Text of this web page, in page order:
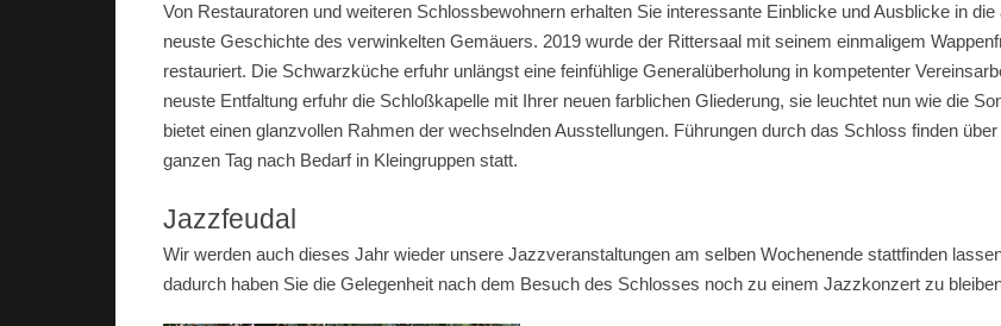
Von Restauratoren und weiteren Schlossbewohnern erhalten Sie interessante Einblicke und Ausblicke in die
neuste Geschichte des verwinkelten Gemäuers. 2019 wurde der Rittersaal mit seinem einmaligem
restauriert. Die Schwarzküche erfuhr unlängst eine feinfühlige Generalüberholung in kompetenter
neuste Entfaltung erfuhr die Schloßkapelle mit Ihrer neuen farblichen Gliederung, sie leuchtet nun wie die
bietet einen glanzvollen Rahmen der wechselnden Ausstellungen. Führungen durch das Schloss finden über
ganzen Tag nach Bedarf in Kleingruppen statt.
Jazzfeudal
Wir werden auch dieses Jahr wieder unsere Jazzveranstaltungen am selben Wochenende stattfinden
dadurch haben Sie die Gelegenheit nach dem Besuch des Schlosses noch zu einem Jazzkonzert zu